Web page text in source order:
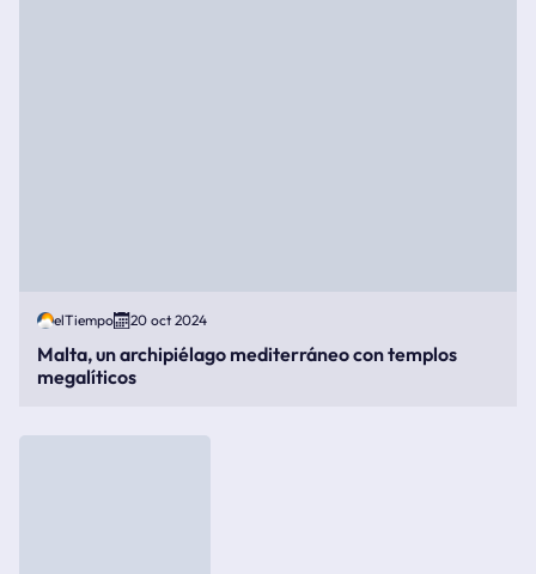
elTiempo 20 oct 2024
Malta, un archipiélago mediterráneo con templos
megalíticos